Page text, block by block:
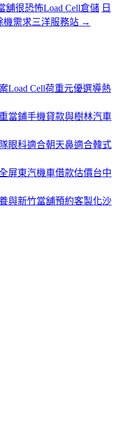
舖很恐怖Load Cell倉儲 日
機需求三洋服務站 →
Load Cell荷重元優選導熱
當鋪手機貸款與樹林汽車
眼科適合朝天鼻適合韓式
屏東汽機車借款估價台中
與新竹當舖預約客製化沙